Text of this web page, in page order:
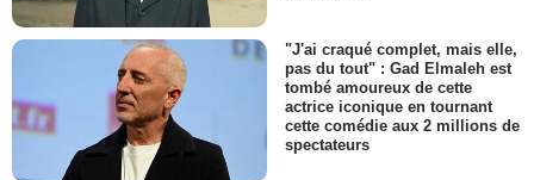
"J'ai craqué complet, mais elle,
pas du tout" : Gad Elmaleh est
tombé amoureux de cette
actrice iconique en tournant
cette comédie aux 2 millions de
spectateurs